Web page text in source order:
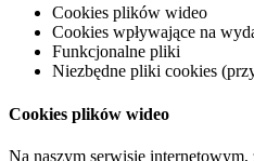
Cookies plików wideo
Cookies wpływające na
Funkcjonalne pliki
Niezbędne pliki cookies
Cookies plików wideo
Na naszym serwisie